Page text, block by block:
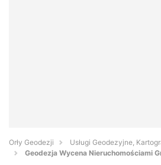
Orły Geodezji
Usługi Geodezyjne,
Geodezja Wycena Nieruchomościami